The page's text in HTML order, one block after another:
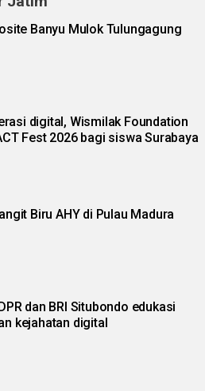
Banyu Mulok Tulungagung
digital, Wismilak Foundation
Fest 2026 bagi siswa Surabaya
Biru AHY di Pulau Madura
dan BRI Situbondo edukasi
kejahatan digital